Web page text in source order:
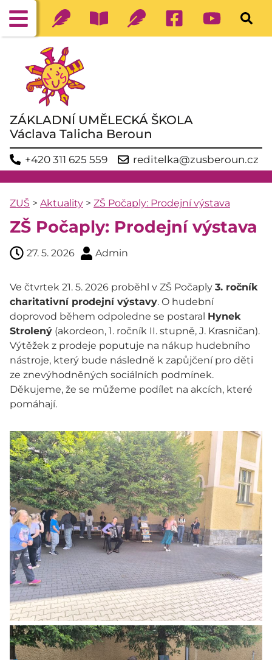
ZÁKLADNÍ UMĚLECKÁ ŠKOLA
Václava Talicha Beroun
+420 311 625 559 reditelka@zusberoun.cz
ZUŠ > Aktuality > ZŠ Počaply: Prodejní výstava
ZŠ Počaply: Prodejní výstava
27. 5. 2026 Admin
Ve čtvrtek 21. 5. 2026 proběhl v ZŠ Počaply 3. ročník
charitativní prodejní výstavy. O hudební
doprovod během odpoledne se postaral Hynek
Strolený (akordeon, 1. ročník II. stupně, J. Krasničan).
Výtěžek z prodeje poputuje na nákup hudebního
nástroje, který bude následně k zapůjčení pro děti
ze znevýhodněných sociálních podmínek.
Děkujeme, že se můžeme podílet na akcích, které
pomáhají.